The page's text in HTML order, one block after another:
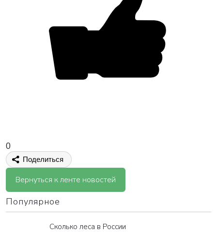
0
Поделиться
Вернуться к ленте новостей
Популярное
Сколько леса в России